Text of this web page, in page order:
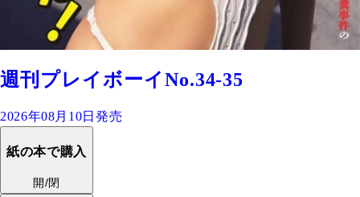
週刊プレイボーイNo.34-35
2026年08月10日発売
紙の本で購入
開/閉